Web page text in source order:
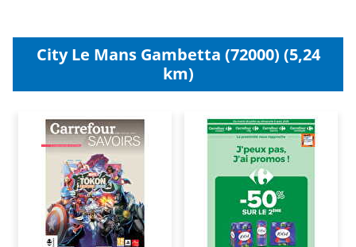
City Le Mans Gambetta (72000) (5,24
km)